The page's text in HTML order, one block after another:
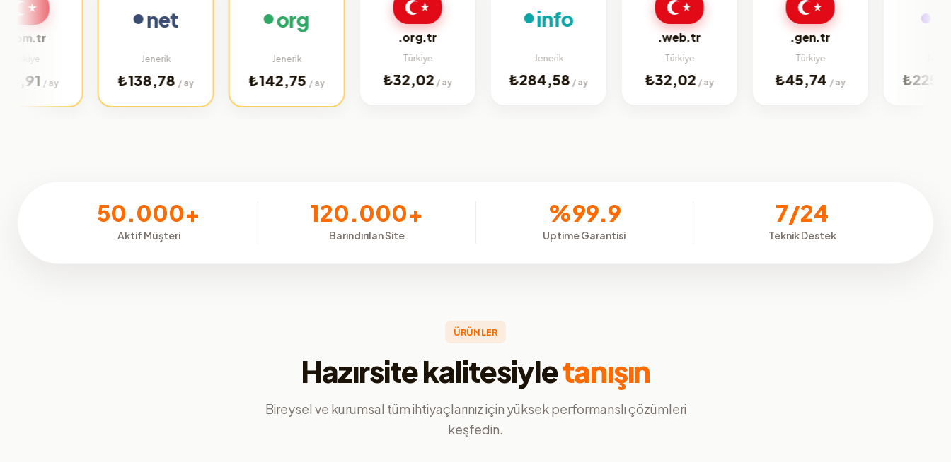
/ ay
net
₺138,78 / ay
org
₺142,75 / ay
.org.tr
₺32,02 / ay
info
₺284,58 / ay
.web.tr
₺32,02 / ay
.gen.tr
₺45,74 / ay
biz
₺225,07 / ay
50.000+
Aktif Müşteri
120.000+
Barındırılan Site
%99.9
Uptime Garantisi
7/24
Teknik Destek
ÜRÜNLER
Hazırsite kalitesiyletanışın
Bireysel ve kurumsal tüm ihtiyaçlarınız için yüksek performanslı çözümleri
keşfedin.